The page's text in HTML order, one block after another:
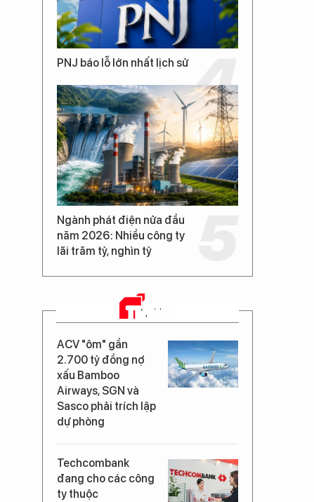
PNJ báo lỗ lớn nhất lịch sử
Ngành phát điện nửa đầu
năm 2026: Nhiều công ty
lãi trăm tỷ, nghìn tỷ
TIN MỚI
ACV "ôm" gần
2.700 tỷ đồng nợ
xấu Bamboo
Airways, SGN và
Sasco phải trích lập
dự phòng
Techcombank
đang cho các công
ty thuộc